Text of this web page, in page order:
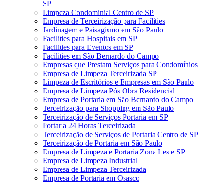
SP
Limpeza Condominial Centro de SP
Empresa de Terceirização para Facilities
Jardinagem e Paisagismo em São Paulo
Facilities para Hospitais em SP
Facilities para Eventos em SP
Facilities em São Bernardo do Campo
Empresas que Prestam Serviços para Condomínios
Empresa de Limpeza Terceirizada SP
Limpeza de Escritórios e Empresas em São Paulo
Empresa de Limpeza Pós Obra Residencial
Empresa de Portaria em São Bernardo do Campo
Terceirização para Shopping em São Paulo
Terceirização de Serviços Portaria em SP
Portaria 24 Horas Terceirizada
Terceirização de Serviços de Portaria Centro de SP
Terceirização de Portaria em São Paulo
Empresa de Limpeza e Portaria Zona Leste SP
Empresa de Limpeza Industrial
Empresa de Limpeza Terceirizada
Empresa de Portaria em Osasco